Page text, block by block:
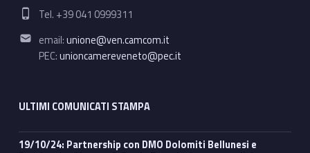
Phone number:
Tel. +39 041 0999311
Email address:
email:unione@ven.camcom.it
PEC:unioncamereveneto@pec.it
ULTIMI COMUNICATI STAMPA
19/10/24: Partnership con DMO Dolomiti Bellunesi e